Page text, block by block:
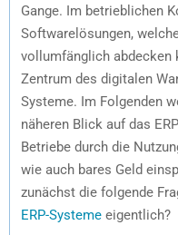
Gange. Im betrieblichen
Softwarelösungen,
vollumfänglich abdecken
Zentrum des digitalen
Systeme. Im Folgenden
näheren Blick auf das
Betriebe durch die
wie auch bares Geld
zunächst die folgende
ERP-Systeme eigentlich?